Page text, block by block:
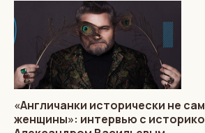
«Англичанки исторически не
женщины»: интервью с